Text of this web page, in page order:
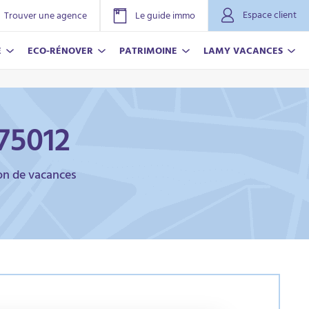
Trouver une agence Le guide immo
Espace client
ECO-RÉNOVER PATRIMOINE LAMY VACANCES
de vacances